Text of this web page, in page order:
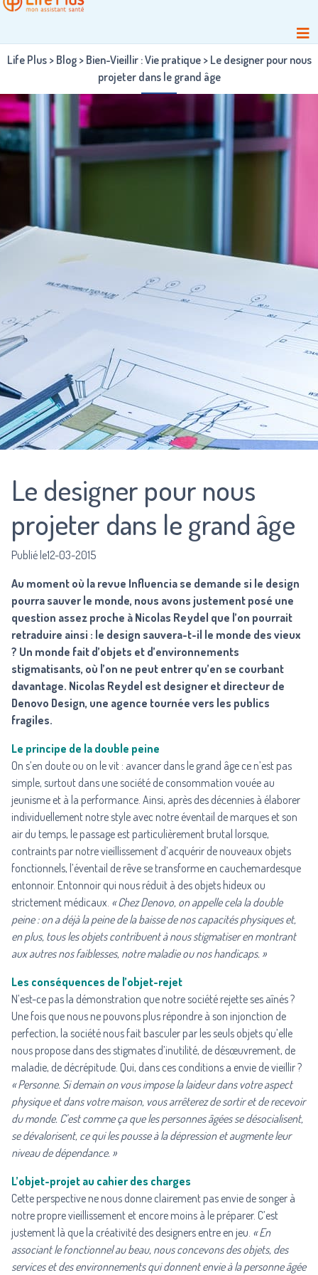
Life Plus> Blog> Bien-Vieillir : Vie pratique> Le designer pour nous
projeter dans le grand âge
Le designer pour nous
projeter dans le grand âge
Publié le12-03-2015
Au moment où la revue Influencia se demande si le design
pourra sauver le monde, nous avons justement posé une
question assez proche à Nicolas Reydel que l’on pourrait
retraduire ainsi : le design sauvera-t-il le monde des vieux
? Un monde fait d’objets et d’environnements
stigmatisants, où l’on ne peut entrer qu’en se courbant
davantage. Nicolas Reydel est designer et directeur de
Denovo Design, une agence tournée vers les publics
fragiles.
Le principe de la double peine
On s’en doute ou on le vit : avancer dans le grand âge ce n’est pas
simple, surtout dans une société de consommation vouée au
jeunisme et à la performance. Ainsi, après des décennies à élaborer
individuellement notre style avec notre éventail de marques et son
air du temps, le passage est particulièrement brutal lorsque,
contraints par notre vieillissement d’acquérir de nouveaux objets
fonctionnels, l’éventail de rêve se transforme en cauchemardesque
entonnoir. Entonnoir qui nous réduit à des objets hideux ou
strictement médicaux. « ChezDenovo, on appelle cela la double
peine :on a déjà la peine de la baisse de nos capacités physiques et,
en plus, tous les objets contribuent à nous stigmatiser en montrant
aux autres nos faiblesses, notre maladie ou nos handicaps. »
Les conséquences de l’objet-rejet
N’est-ce pas la démonstration que notre société rejette ses aînés ?
Une fois que nous ne pouvons plus répondre à son injonction de
perfection, la société nous fait basculer par les seuls objets qu’elle
nous propose dans des stigmates d’inutilité, de désœuvrement, de
maladie, de décrépitude. Qui, dans ces conditions a envie de vieillir ?
« Personne. Si demain on vous impose la laideur dans votre aspect
physique et dans votre maison, vous arrêterez de sortir et de recevoir
du monde. C’est comme ça que les personnes âgées se désocialisent,
se dévalorisent, ce qui les pousse à la dépression et augmente leur
niveau de dépendance. »
L’objet-projet au cahier des charges
Cette perspective ne nous donne clairement pas envie de songer à
notre propre vieillissement et encore moins à le préparer. C’est
justement là que la créativité des designers entre en jeu. « En
associant le fonctionnel au beau, nous concevons des objets, des
services et des environnements qui donnent envie à la personne âgée